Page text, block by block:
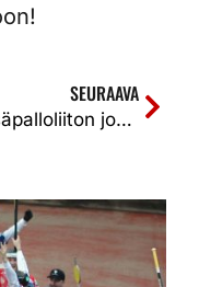
SEURAAVA
Pesäpalloliiton johtokunnan päätöksellä Seinäjoen JymyJussit ei ole oikeutettu jatkosarjan otteluihin – Kiteen Pallon vastustajaksi pudotuspelien avauskierrokselle Imatran Pallo-Veikot